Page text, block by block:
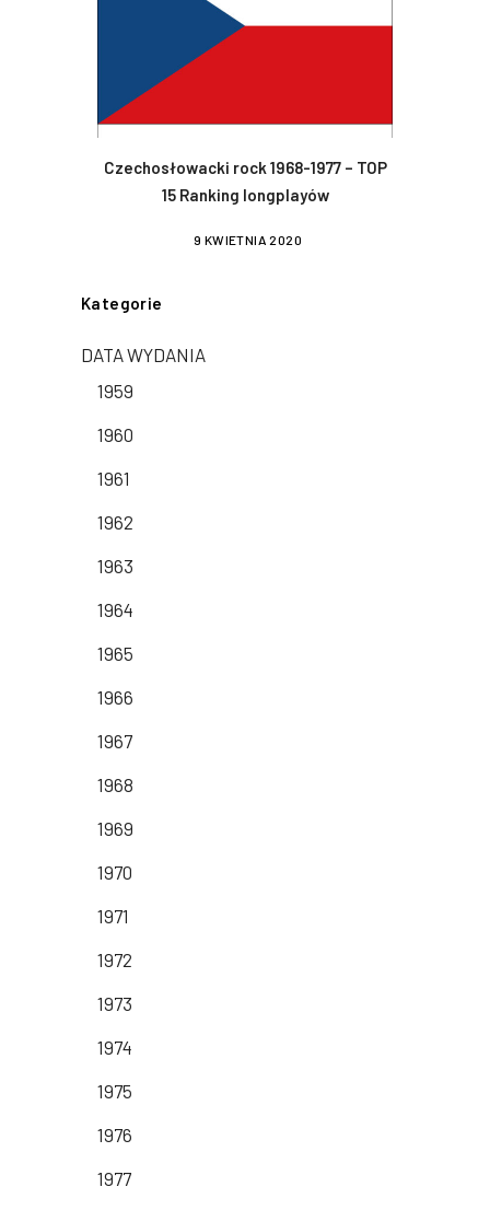
Czechosłowacki rock 1968-1977 – TOP
15 Ranking longplayów
9 KWIETNIA 2020
Kategorie
DATA WYDANIA
1959
1960
1961
1962
1963
1964
1965
1966
1967
1968
1969
1970
1971
1972
1973
1974
1975
1976
1977